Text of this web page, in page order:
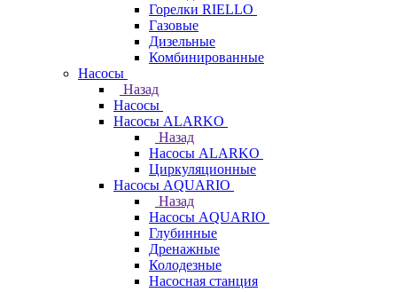
Горелки RIELLO
Газовые
Дизельные
Комбинированные
Насосы
Назад
Насосы
Насосы ALARKO
Назад
Насосы ALARKO
Циркуляционные
Насосы AQUARIO
Назад
Насосы AQUARIO
Глубинные
Дренажные
Колодезные
Насосная станция